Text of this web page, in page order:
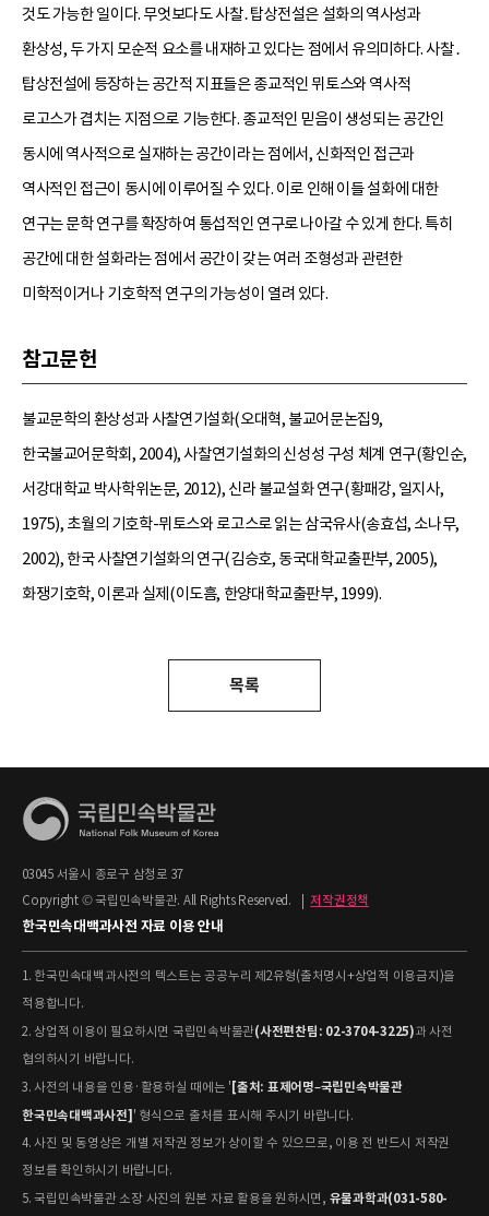
것도 가능한 일이다. 무엇보다도 사찰․탑상전설은 설화의 역사성과
환상성, 두 가지 모순적 요소를 내재하고 있다는 점에서 유의미하다. 사찰․
탑상전설에 등장하는 공간적 지표들은 종교적인 뮈토스와 역사적
로고스가 겹치는 지점으로 기능한다. 종교적인 믿음이 생성되는 공간인
동시에 역사적으로 실재하는 공간이라는 점에서, 신화적인 접근과
역사적인 접근이 동시에 이루어질 수 있다. 이로 인해 이들 설화에 대한
연구는 문학 연구를 확장하여 통섭적인 연구로 나아갈 수 있게 한다. 특히
공간에 대한 설화라는 점에서 공간이 갖는 여러 조형성과 관련한
미학적이거나 기호학적 연구의 가능성이 열려 있다.
참고문헌
불교문학의 환상성과 사찰연기설화(오대혁, 불교어문논집9,
한국불교어문학회, 2004), 사찰연기설화의 신성성 구성 체계 연구(황인순,
서강대학교 박사학위논문, 2012), 신라 불교설화 연구(황패강, 일지사,
1975), 초월의 기호학-뮈토스와 로고스로 읽는 삼국유사(송효섭, 소나무,
2002), 한국 사찰연기설화의 연구(김승호, 동국대학교출판부, 2005),
화쟁기호학, 이론과 실제(이도흠, 한양대학교출판부, 1999).
목록
03045 서울시 종로구 삼청로 37
Copyright © 국립민속박물관. All Rights Reserved.
저작권정책
한국민속대백과사전 자료 이용 안내
1. 한국민속대백과사전의 텍스트는 공공누리 제2유형(출처명시+상업적 이용금지)을
적용합니다.
2. 상업적 이용이 필요하시면 국립민속박물관(사전편찬팀: 02-3704-3225)과 사전
협의하시기 바랍니다.
3. 사전의 내용을 인용·활용하실 때에는 ' [출처: 표제어명–국립민속박물관
한국민속대백과사전] ' 형식으로 출처를 표시해 주시기 바랍니다.
4. 사진 및 동영상은 개별 저작권 정보가 상이할 수 있으므로, 이용 전 반드시 저작권
정보를 확인하시기 바랍니다.
5. 국립민속박물관 소장 사진의 원본 자료 활용을 원하시면, 유물과학과(031-580-